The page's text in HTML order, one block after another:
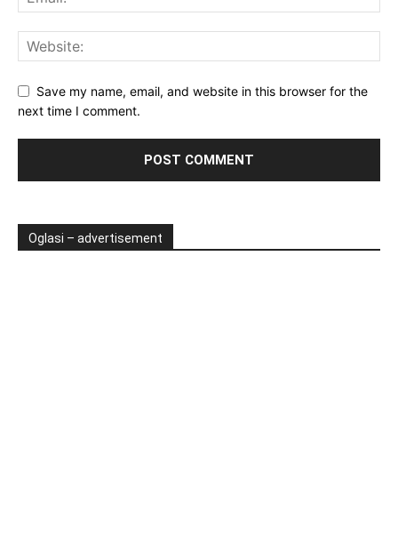
Save my name, email, and website in this browser for the
next time I comment.
Oglasi – advertisement